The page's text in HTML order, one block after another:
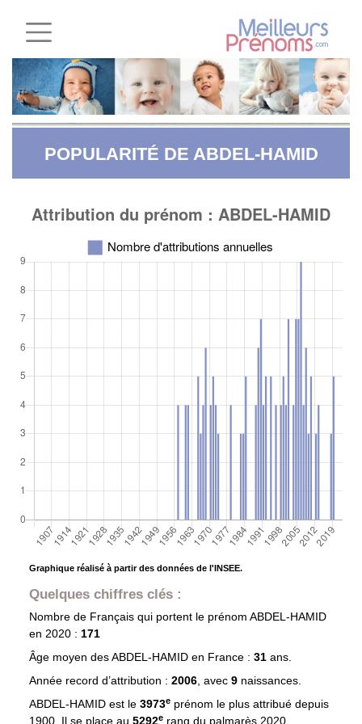
POPULARITÉ DE ABDEL-HAMID
Graphique réalisé à partir des données de l'INSEE.
Quelques chiffres clés :
Nombre de Français qui portent le prénom ABDEL-HAMID
en 2020 : 171
Âge moyen desABDEL-HAMIDen France : 31 ans.
Année record d’attribution : 2006, avec 9 naissances.
ABDEL-HAMID est le 3973eprénom le plus attribué depuis
1900. Il se place au 5292e rang du palmarès 2020.